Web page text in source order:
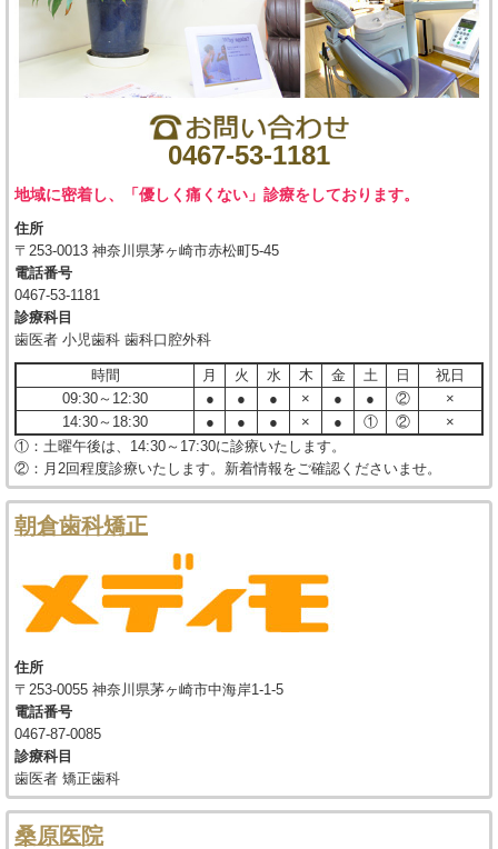
0467-53-1181
地域に密着し、「優しく痛くない」診療をしております。
住所
〒253-0013 神奈川県茅ヶ崎市赤松町5-45
電話番号
0467-53-1181
診療科目
歯医者 小児歯科 歯科口腔外科
時間 月 火 水 木 金 土 日
祝日
09:30～12:30
● ● ● × ● ● ②
×
14:30～18:30
● ● ● × ● ① ②
×
①：土曜午後は、14:30～17:30に診療いたします。
②：月2回程度診療いたします。新着情報をご確認くださいませ。
朝倉歯科矯正
住所
〒253-0055 神奈川県茅ヶ崎市中海岸1-1-5
電話番号
0467-87-0085
診療科目
歯医者 矯正歯科
桑原医院